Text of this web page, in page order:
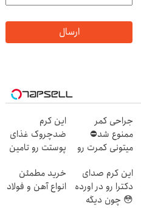
ارسال
جراحی کمر
ممنوع شد⛔
میتونی کمرت رو
کنی! 👈🏻
پرسش‌نامه
این کرم
ضدچروک غذای
پوستت رو تامین
40%تخفیف)
این کرم صدای
دکترا رو در اورده
😳 چون دیگه
خرید مطمئن
انواع آهن و فولاد